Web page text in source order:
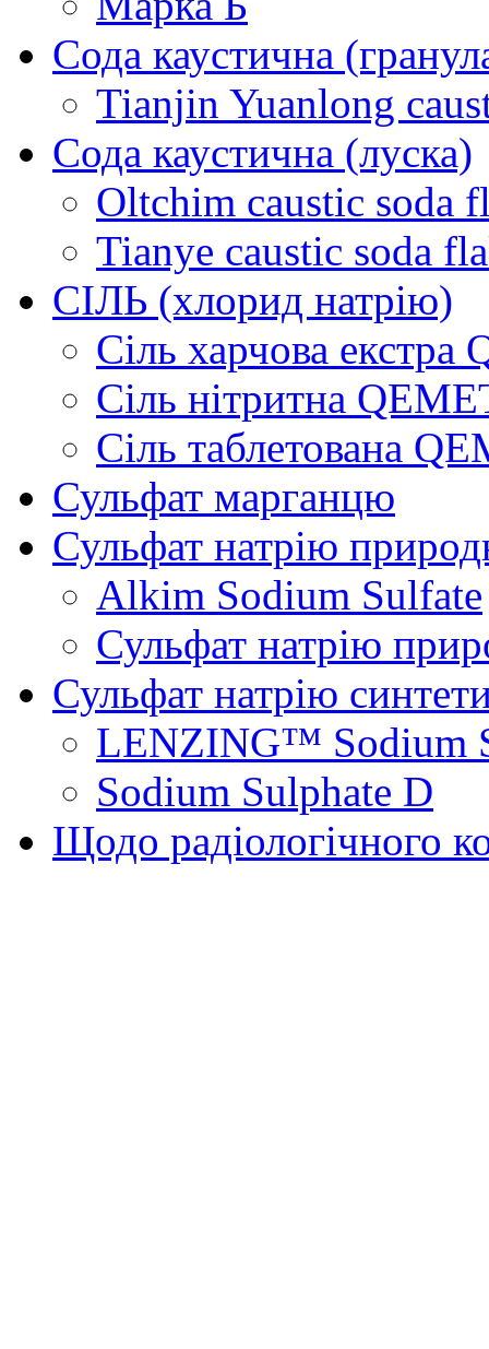
Сода каустична
Tianjin Yuanlong
Сода каустична (луска)
Oltchim caustic soda
Tianye caustic soda
СІЛЬ (хлорид натрію)
Сіль харчова
Сіль нітритна
Сіль таблетована
Сульфат марганцю
Сульфат натрію
Alkim Sodium Sulfate
Сульфат натрію
Сульфат натрію
LENZING™ Sodium
Sodium Sulphate D
Щодо радіологічного